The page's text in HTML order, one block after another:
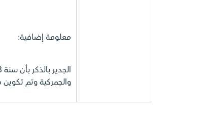
معلومة إضافية:
والجمركية وتم